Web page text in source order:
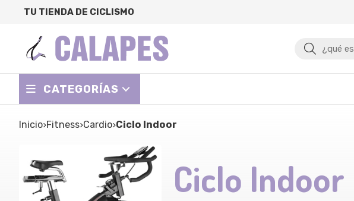
TU TIENDA DE CICLISMO
Buscar
CATEGORÍAS
Inicio fitness cardio Ciclo Indoor
Ciclo Indoor